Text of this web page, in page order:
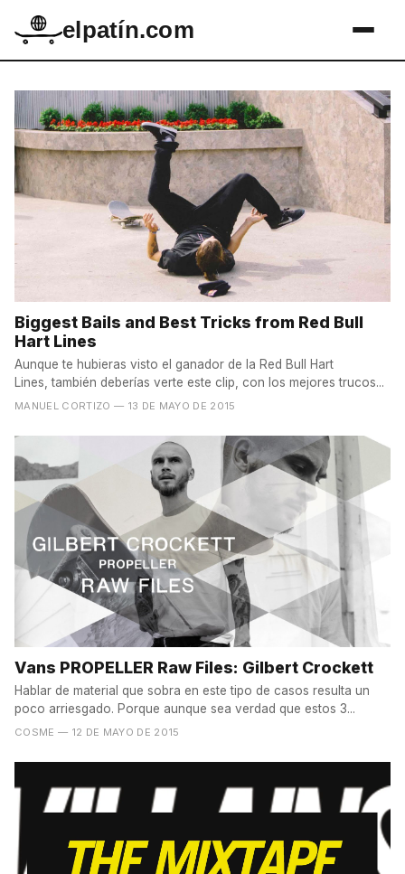
elpatín.com
Biggest Bails and Best Tricks from Red Bull
Hart Lines
Aunque te hubieras visto el ganador de la Red Bull Hart
Lines, también deberías verte este clip, con los mejores trucos...
MANUEL CORTIZO — 13 DE MAYO DE 2015
Vans PROPELLER Raw Files: Gilbert Crockett
Hablar de material que sobra en este tipo de casos resulta un
poco arriesgado. Porque aunque sea verdad que estos 3...
COSME — 12 DE MAYO DE 2015